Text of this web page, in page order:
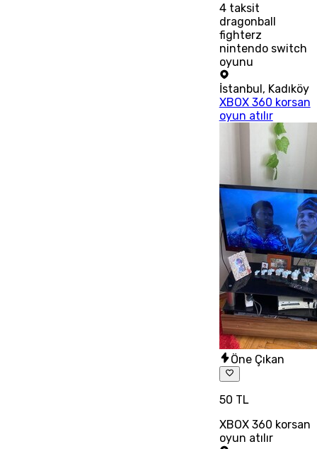
4taksit
dragonball
fighterz
nintendo switch
oyunu
İstanbul, Kadıköy
XBOX 360 korsan
oyun atılır
Öne Çıkan
50 TL
XBOX 360 korsan
oyun atılır